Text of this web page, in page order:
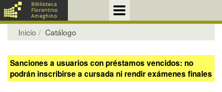
Inicio Catálogo
Sanciones a usuarios con préstamos vencidos: no
podrán inscribirse a cursada ni rendir exámenes finales